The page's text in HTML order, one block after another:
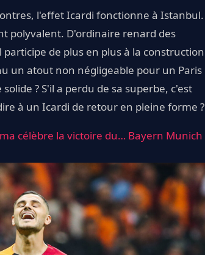
l'effet Icardi fonctionne à Istanbul.
polyvalent. D'ordinaire renard des
de plus en plus à la construction
un atout non négligeable pour un Paris
? S'il a perdu de sa superbe, c'est
à un Icardi de retour en pleine forme ?
célèbre la victoire du… Bayern Munich